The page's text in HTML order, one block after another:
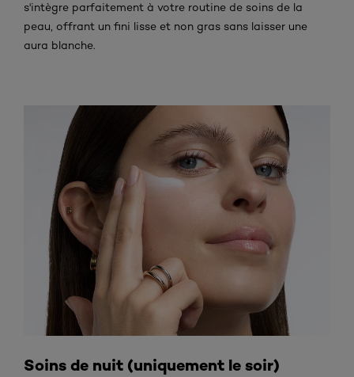
s'intègre parfaitement à votre routine de soins de la
peau, offrant un fini lisse et non gras sans laisser une
aura blanche.
Soins de nuit (uniquement le soir)